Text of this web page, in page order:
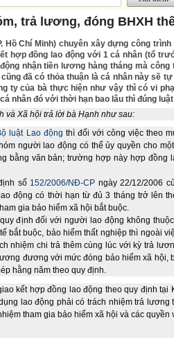
trả lương, đóng BHXH
Hồ Chí Minh) chuyên xây dựng công
hợp đồng lao động với 1 cá nhân (tổ
nhận tiền lương hàng tháng mà công
đã có thỏa thuận là cá nhân này sẽ tự
ty của bà thực hiện như vậy thì có vi
nhân đó với thời hạn bao lâu thì đúng
và Xã hội trả lời bà Hạnh như sau:
luật Lao động thì đối với công việc theo
người lao động có thể ủy quyền cho
bằng văn bản; trường hợp này hợp đồng
số 152/2006/NĐ-CP ngày 22/12/2006
động có thời hạn từ đủ 3 tháng trở lên
gia bảo hiểm xã hội bắt buộc.
định đối với người lao động không
bắt buộc, bảo hiểm thất nghiệp thì ngoài
nhiệm chi trả thêm cùng lúc với kỳ trả
đương với mức đóng bảo hiểm xã hội,
hằng năm theo quy định.
kết hợp đồng lao động theo quy định tại
lao động phải có trách nhiệm trả lương
tham gia bảo hiểm xã hội và các quyền